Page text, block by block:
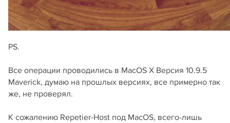
PS.
Все операции проводились в MacOS X Версия 10.9.5
Maverick, думаю на прошлых версиях, все примерно так
же, не проверял.
К сожалению Repetier-Host под MacOS, всего-лишь